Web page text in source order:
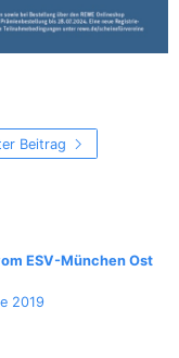
Beitrag
ESV-München Ost
2019